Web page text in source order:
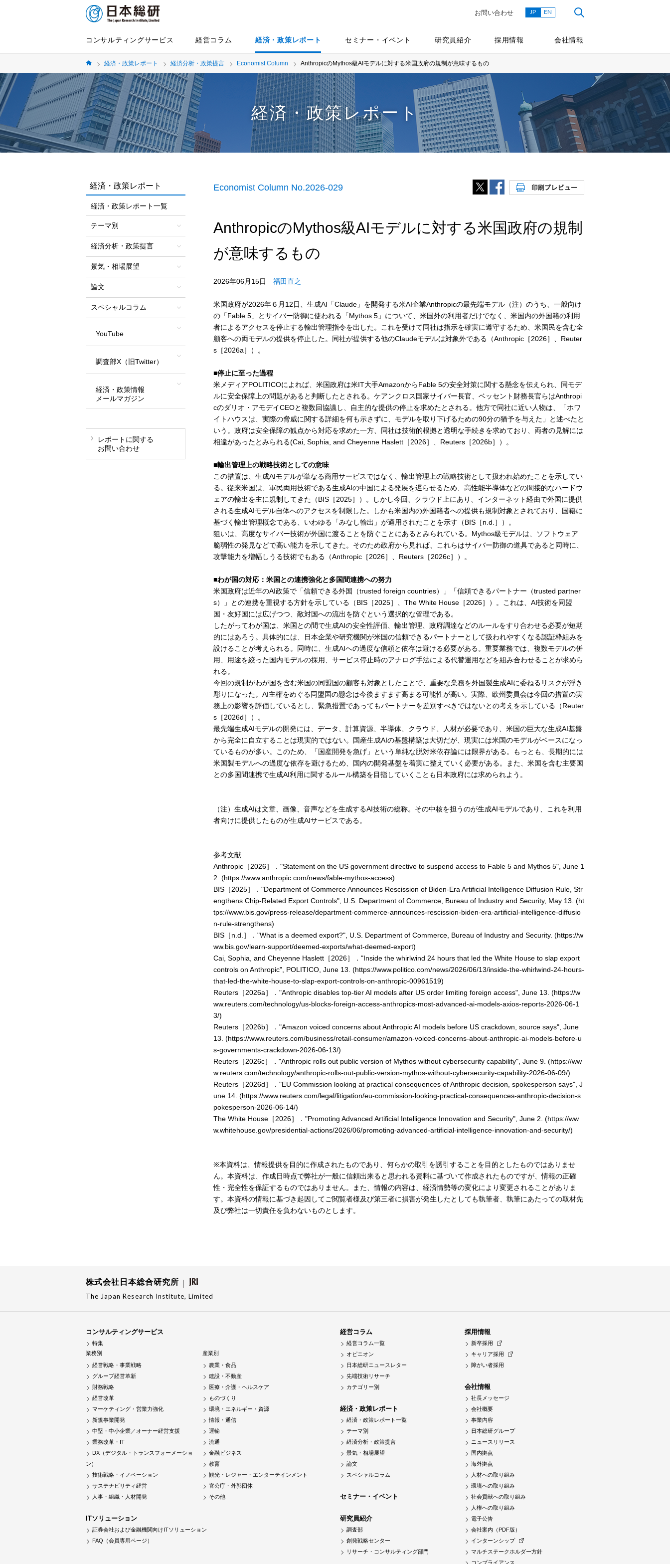
コンサルティングサービス 経営コラム 経済・政策レポート セミナー・イベント 研究員紹介 採用情報 会社情報
お問い合わせ JP EN
経済・政策レポート 経済分析・政策提言 Economist Column AnthropicのMythos級AIモデルに対する米国政府の規制が意味するもの
経済・政策レポート
Economist Column No.2026-029
AnthropicのMythos級AIモデルに対する米国政府の規制
が意味するもの
2026年06月15日 福田直之
米国政府が2026年６月12日、生成AI「Claude」を開発する米AI企業Anthropicの最先端モデル（注）のうち、一般向け
の「Fable 5」とサイバー防御に使われる「Mythos 5」について、米国外の利用者だけでなく、米国内の外国籍の利用
者によるアクセスを停止する輸出管理指令を出した。これを受けて同社は指示を確実に遵守するため、米国民を含む全
顧客への両モデルの提供を停止した。同社が提供する他のClaudeモデルは対象外である（Anthropic［2026］、Reuter
s［2026a］）。
■停止に至った過程
米メディアPOLITICOによれば、米国政府は米IT大手AmazonからFable 5の安全対策に関する懸念を伝えられ、同モデ
ルに安全保障上の問題があると判断したとされる。ケアンクロス国家サイバー長官、ベッセント財務長官らはAnthropi
cのダリオ・アモデイCEOと複数回協議し、自主的な提供の停止を求めたとされる。他方で同社に近い人物は、「ホワ
イトハウスは、実際の脅威に関する詳細を何も示さずに、モデルを取り下げるための90分の猶予を与えた」と述べたと
いう。政府は安全保障の観点から対応を求めた一方、同社は技術的根拠と透明な手続きを求めており、両者の見解には
相違があったとみられる(Cai, Sophia, and Cheyenne Haslett［2026］、Reuters［2026b］）。
■輸出管理上の戦略技術としての意味
この措置は、生成AIモデルが単なる商用サービスではなく、輸出管理上の戦略技術として扱われ始めたことを示してい
る。従来米国は、軍民両用技術である生成AIの中国による発展を遅らせるため、高性能半導体などの間接的なハードウ
ェアの輸出を主に規制してきた（BIS［2025］）。しかし今回、クラウド上にあり、インターネット経由で外国に提供
される生成AIモデル自体へのアクセスを制限した。しかも米国内の外国籍者への提供も規制対象とされており、国籍に
基づく輸出管理概念である、いわゆる「みなし輸出」が適用されたことを示す（BIS［n.d.］）。
狙いは、高度なサイバー技術が外国に渡ることを防ぐことにあるとみられている。Mythos級モデルは、ソフトウェア
脆弱性の発見などで高い能力を示してきた。そのため政府から見れば、これらはサイバー防御の道具であると同時に、
攻撃能力を増幅しうる技術でもある（Anthropic［2026］、Reuters［2026c］）。
■わが国の対応：米国との連携強化と多国間連携への努力
米国政府は近年のAI政策で「信頼できる外国（trusted foreign countries）」「信頼できるパートナー（trusted partner
s）」との連携を重視する方針を示している（BIS［2025］、The White House［2026］）。これは、AI技術を同盟
国・友好国には広げつつ、敵対国への流出を防ぐという選択的な管理である。
したがってわが国は、米国との間で生成AIの安全性評価、輸出管理、政府調達などのルールをすり合わせる必要が短期
的にはあろう。具体的には、日本企業や研究機関が米国の信頼できるパートナーとして扱われやすくなる認証枠組みを
設けることが考えられる。同時に、生成AIへの過度な信頼と依存は避ける必要がある。重要業務では、複数モデルの併
用、用途を絞った国内モデルの採用、サービス停止時のアナログ手法による代替運用などを組み合わせることが求めら
れる。
今回の規制がわが国を含む米国の同盟国の顧客も対象としたことで、重要な業務を外国製生成AIに委ねるリスクが浮き
彫りになった。AI主権をめぐる同盟国の懸念は今後ますます高まる可能性が高い。実際、欧州委員会は今回の措置の実
務上の影響を評価しているとし、緊急措置であってもパートナーを差別すべきではないとの考えを示している（Reuter
s［2026d］）。
最先端生成AIモデルの開発には、データ、計算資源、半導体、クラウド、人材が必要であり、米国の巨大な生成AI基盤
から完全に自立することは現実的ではない。国産生成AIの基盤構築は大切だが、現実には米国のモデルがベースになっ
ているものが多い。このため、「国産開発を急げ」という単純な脱対米依存論には限界がある。もっとも、長期的には
米国製モデルへの過度な依存を避けるため、国内の開発基盤を着実に整えていく必要がある。また、米国を含む主要国
との多国間連携で生成AI利用に関するルール構築を目指していくことも日本政府には求められよう。
（注）生成AIは文章、画像、音声などを生成するAI技術の総称。その中核を担うのが生成AIモデルであり、これを利用
者向けに提供したものが生成AIサービスである。
参考文献
Anthropic［2026］．"Statement on the US government directive to suspend access to Fable 5 and Mythos 5", June 1
2. (https://www.anthropic.com/news/fable-mythos-access)
BIS［2025］．"Department of Commerce Announces Rescission of Biden-Era Artificial Intelligence Diffusion Rule, Str
engthens Chip-Related Export Controls", U.S. Department of Commerce, Bureau of Industry and Security, May 13. (ht
tps://www.bis.gov/press-release/department-commerce-announces-rescission-biden-era-artificial-intelligence-diffusio
n-rule-strengthens)
BIS［n.d.］．"What is a deemed export?", U.S. Department of Commerce, Bureau of Industry and Security. (https://w
ww.bis.gov/learn-support/deemed-exports/what-deemed-export)
Cai, Sophia, and Cheyenne Haslett［2026］．"Inside the whirlwind 24 hours that led the White House to slap export
controls on Anthropic", POLITICO, June 13. (https://www.politico.com/news/2026/06/13/inside-the-whirlwind-24-hours-
that-led-the-white-house-to-slap-export-controls-on-anthropic-00961519)
Reuters［2026a］．"Anthropic disables top-tier AI models after US order limiting foreign access", June 13. (https://w
ww.reuters.com/technology/us-blocks-foreign-access-anthropics-most-advanced-ai-models-axios-reports-2026-06-1
3/)
Reuters［2026b］．"Amazon voiced concerns about Anthropic AI models before US crackdown, source says", June
13. (https://www.reuters.com/business/retail-consumer/amazon-voiced-concerns-about-anthropic-ai-models-before-u
s-governments-crackdown-2026-06-13/)
Reuters［2026c］．"Anthropic rolls out public version of Mythos without cybersecurity capability", June 9. (https://ww
w.reuters.com/technology/anthropic-rolls-out-public-version-mythos-without-cybersecurity-capability-2026-06-09/)
Reuters［2026d］．"EU Commission looking at practical consequences of Anthropic decision, spokesperson says", J
une 14. (https://www.reuters.com/legal/litigation/eu-commission-looking-practical-consequences-anthropic-decision-s
pokesperson-2026-06-14/)
The White House［2026］．"Promoting Advanced Artificial Intelligence Innovation and Security", June 2. (https://ww
w.whitehouse.gov/presidential-actions/2026/06/promoting-advanced-artificial-intelligence-innovation-and-security/)
※本資料は、情報提供を目的に作成されたものであり、何らかの取引を誘引することを目的としたものではありませ
ん。本資料は、作成日時点で弊社が一般に信頼出来ると思われる資料に基づいて作成されたものですが、情報の正確
性・完全性を保証するものではありません。また、情報の内容は、経済情勢等の変化により変更されることがありま
す。本資料の情報に基づき起因してご閲覧者様及び第三者に損害が発生したとしても執筆者、執筆にあたっての取材先
及び弊社は一切責任を負わないものとします。
経済・政策レポート
経済・政策レポート一覧
テーマ別
経済分析・政策提言
景気・相場展望
論文
スペシャルコラム
YouTube
調査部X（旧Twitter）
経済・政策情報
メールマガジン
レポートに関する
お問い合わせ
株式会社日本総合研究所
The Japan Research Institute, Limited
コンサルティングサービス
特集
業務別
経営戦略・事業戦略
グループ経営革新
財務戦略
経営改革
マーケティング・営業力強化
新規事業開発
中堅・中小企業／オーナー経営支援
業務改革・IT
DX（デジタル・トランスフォーメーショ
ン）
技術戦略・イノベーション
サステナビリティ経営
人事・組織・人材開発
産業別
農業・食品
建設・不動産
医療・介護・ヘルスケア
ものづくり
環境・エネルギー・資源
情報・通信
運輸
流通
金融ビジネス
教育
観光・レジャー・エンターテインメント
官公庁・外郭団体
その他
ITソリューション
証券会社および金融機関向けITソリューション
FAQ（会員専用ページ）
経営コラム
経営コラム一覧
オピニオン
日本総研ニュースレター
先端技術リサーチ
カテゴリー別
経済・政策レポート
経済・政策レポート一覧
テーマ別
経済分析・政策提言
景気・相場展望
論文
スペシャルコラム
セミナー・イベント
研究員紹介
調査部
創発戦略センター
リサーチ・コンサルティング部門
採用情報
新卒採用
キャリア採用
障がい者採用
会社情報
社長メッセージ
会社概要
事業内容
日本総研グループ
ニュースリリース
国内拠点
海外拠点
人材への取り組み
環境への取り組み
社会貢献への取り組み
人権への取り組み
電子公告
会社案内（PDF版）
インターンシップ
マルチステークホルダー方針
コンプライアンス